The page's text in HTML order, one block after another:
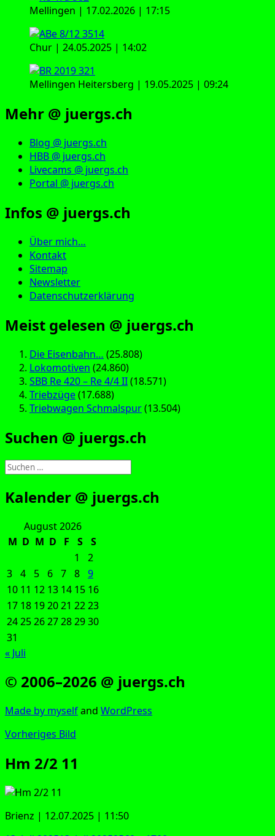
Mellingen | 17.02.2026 | 17:15
Chur | 24.05.2025 | 14:02
Mellingen Heitersberg | 19.05.2025 | 09:24
Mehr @ juergs.ch
Blog @ juergs.ch
HBB @ juergs.ch
Livecams @ juergs.ch
Portal @ juergs.ch
Infos @ juergs.ch
Über mich…
Kontakt
Sitemap
Newsletter
Datenschutzerklärung
Meist gelesen @ juergs.ch
Die Eisenbahn… (25.808)
Lokomotiven (24.860)
SBB Re 420 – Re 4/4 II(18.571)
Triebzüge(17.688)
Triebwagen Schmalspur(13.504)
Suchen @ juergs.ch
Suchen
nach:
Kalender @ juergs.ch
August 2026
M D M D F S
S
1
2
3 4 5 6 7 8 9
10 11 12 13 14 15 16
17 18 192021 2223
24252627282930
31
« Juli
© 2006–2026 @ juergs.ch
Made by mys­elfand Word­Press
Vorheriges Bild
Hm 2/2 11
Bri­enz | 12.07.2025 | 11:50